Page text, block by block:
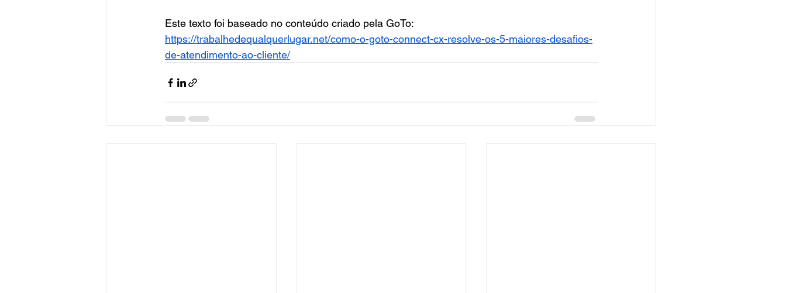
Este texto foi baseado no conteúdo criado pela GoTo:
https://trabalhedequalquerlugar.net/como-o-goto-connect-cx-resolve-os-5-maiores-desafios-
de-atendimento-ao-cliente/